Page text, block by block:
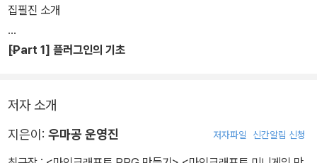
용법을 알아보고, 그 다음 ‘[PART 2] 플러그인 응용’에서는 RPG 프
3] 프로젝트 구상’에서는 제작 전 필요한 기능들을 의사코드로 정리
에 RPG 게임을 구현해 본다.
집필진 소개
[Part 1] 플러그인의 기초
저자 소개
지은이: 우마공 운영진 저자파일 신간알림 신청